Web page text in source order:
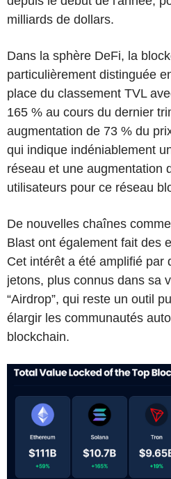
milliards de dollars.
Dans la sphère DeFi, la
particulièrement distinguée
place du classement TVL
165 % au cours du dernier
augmentation de 73 % du
qui indique indéniablement
réseau et une augmentation
utilisateurs pour ce réseau
De nouvelles chaînes
Blast ont également fait des
Cet intérêt a été amplifié par
jetons, plus connus dans sa
“Airdrop”, qui reste un outil
élargir les communautés
blockchain.